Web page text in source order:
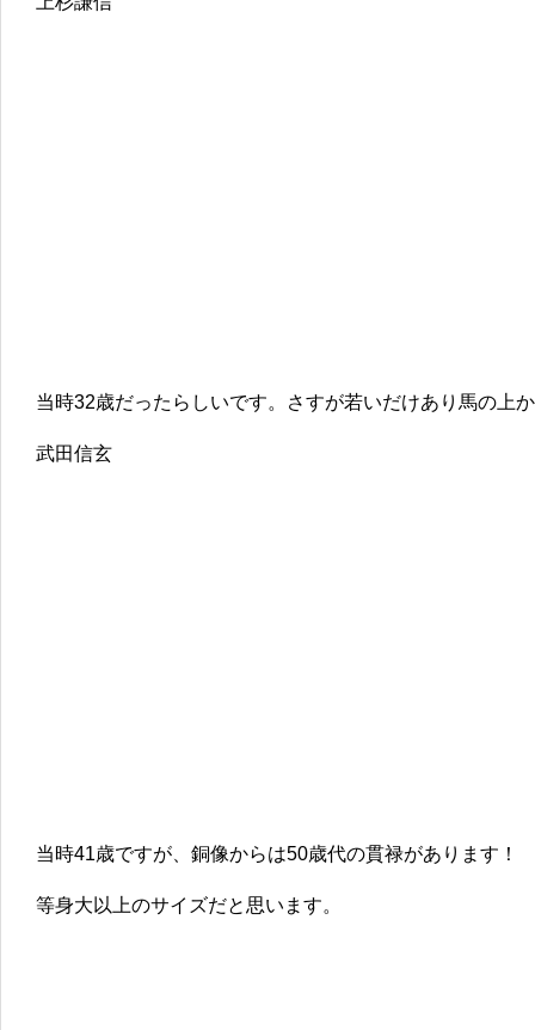
当時32歳だったらしいです。さすが若いだけあり馬の上
武田信玄
当時41歳ですが、銅像からは50歳代の貫禄があります！
等身大以上のサイズだと思います。